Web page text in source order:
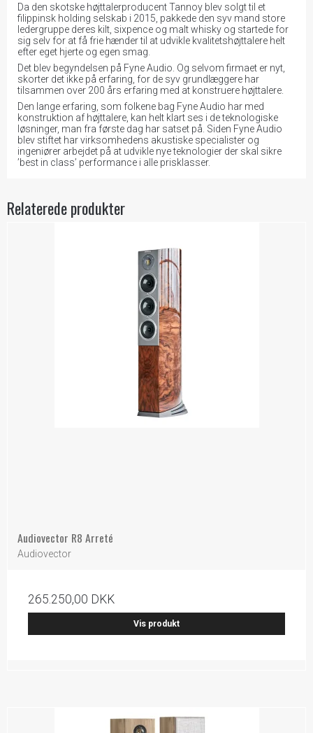
Da den skotske højttalerproducent Tannoy blev solgt til et
filippinsk holding selskab i 2015, pakkede den syv mand store
ledergruppe deres kilt, sixpence og malt whisky og startede for
sig selv for at få frie hænder til at udvikle kvalitetshøjttalere helt
efter eget hjerte og egen smag.
Det blev begyndelsen på Fyne Audio. Og selvom firmaet er nyt,
skorter det ikke på erfaring, for de syv grundlæggere har
tilsammen over 200 års erfaring med at konstruere højttalere.
Den lange erfaring, som folkene bag Fyne Audio har med
konstruktion af højttalere, kan helt klart ses i de teknologiske
løsninger, man fra første dag har satset på. Siden Fyne Audio
blev stiftet har virksomhedens akustiske specialister og
ingeniører arbejdet på at udvikle nye teknologier der skal sikre
’best in class’ performance i alle prisklasser.
Relaterede produkter
Audiovector R8 Arreté
Audiovector
265.250,00 DKK
Vis produkt